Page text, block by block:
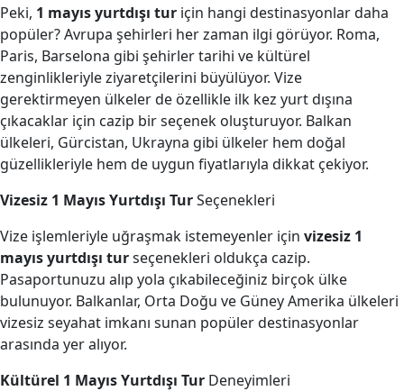
Peki, 1 mayıs yurtdışı tur için hangi destinasyonlar daha
popüler? Avrupa şehirleri her zaman ilgi görüyor. Roma,
Paris, Barselona gibi şehirler tarihi ve kültürel
zenginlikleriyle ziyaretçilerini büyülüyor. Vize
gerektirmeyen ülkeler de özellikle ilk kez yurt dışına
çıkacaklar için cazip bir seçenek oluşturuyor. Balkan
ülkeleri, Gürcistan, Ukrayna gibi ülkeler hem doğal
güzellikleriyle hem de uygun fiyatlarıyla dikkat çekiyor.
Vizesiz 1 Mayıs Yurtdışı TurSeçenekleri
Vize işlemleriyle uğraşmak istemeyenler için vizesiz 1
mayıs yurtdışı turseçenekleri oldukça cazip.
Pasaportunuzu alıp yola çıkabileceğiniz birçok ülke
bulunuyor. Balkanlar, Orta Doğu ve Güney Amerika ülkeleri
vizesiz seyahat imkanı sunan popüler destinasyonlar
arasında yer alıyor.
Kültürel 1 Mayıs Yurtdışı Tur Deneyimleri